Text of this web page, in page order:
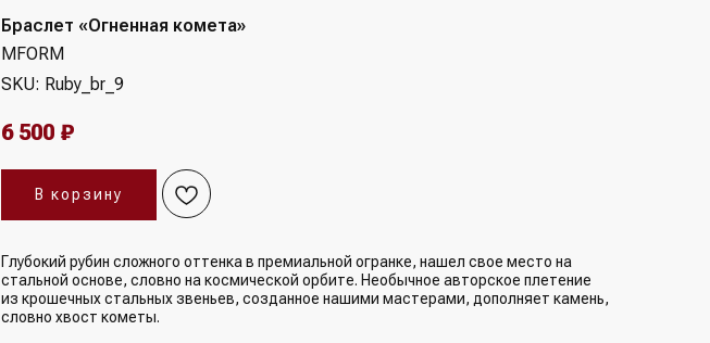
Браслет «Огненная комета»
MFORM
SKU: Ruby_br_9
6 500 ₽
В корзину
Глубокий рубин сложного оттенка в премиальной огранке, нашел свое место на
стальной основе, словно на космической орбите. Необычное авторское плетение
из крошечных стальных звеньев, созданное нашими мастерами, дополняет камень,
словно хвост кометы.